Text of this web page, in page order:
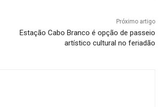
Próximo artigo
Estação Cabo Branco é opção de passeio
artístico cultural no feriadão